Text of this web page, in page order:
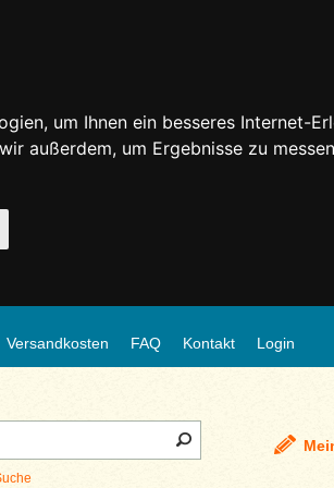
um Ihnen ein besseres Internet-
außerdem, um Ergebnisse zu
Versandkosten FAQ Kontakt Login